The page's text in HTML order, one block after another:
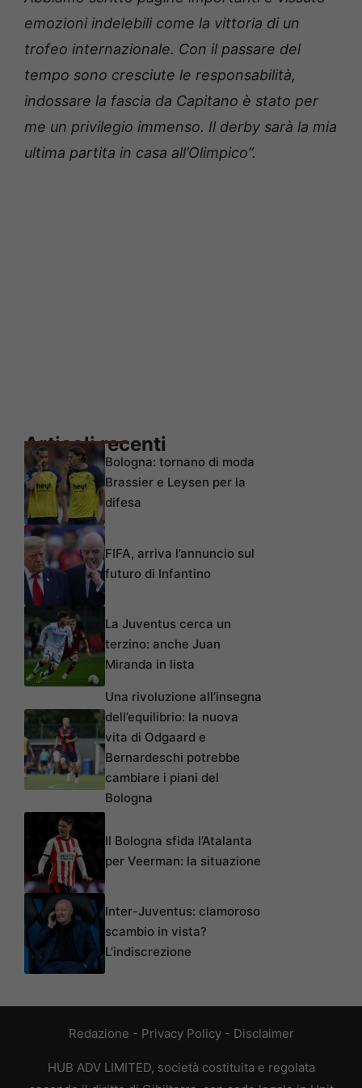
emozioni indelebili come la vittoria di un
trofeo internazionale. Con il passare del
tempo sono cresciute le responsabilità,
indossare la fascia da Capitano è stato per
me un privilegio immenso. Il derby sarà la mia
ultima partita in casa all’Olimpico”.
Articoli recenti
Bologna: tornano di moda
Brassier e Leysen per la
difesa
FIFA, arriva l’annuncio sul
futuro di Infantino
La Juventus cerca un
terzino: anche Juan
Miranda in lista
Una rivoluzione all’insegna
dell’equilibrio: la nuova
vita di Odgaard e
Bernardeschi potrebbe
cambiare i piani del
Bologna
Il Bologna sfida l’Atalanta
per Veerman: la situazione
Inter-Juventus: clamoroso
scambio in vista?
L’indiscrezione
Redazione - Privacy Policy- Disclaimer
HUB ADV LIMITED, società costituita e regolata